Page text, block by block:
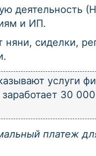
деятельность
и ИП.
няни, сиделки,
услуги
30
платеж